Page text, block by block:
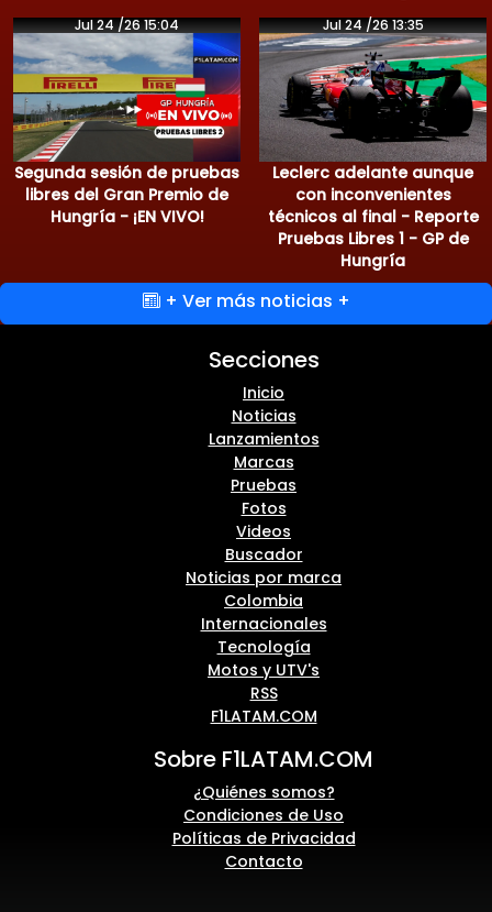
Jul 24 /26 15:04
Segunda sesión de pruebas
libres del Gran Premio de
Hungría - ¡EN VIVO!
Jul 24 /26 13:35
Leclerc adelante aunque
con inconvenientes
técnicos al final - Reporte
Pruebas Libres 1 - GP de
Hungría
+ Ver más noticias +
Secciones
Inicio
Noticias
Lanzamientos
Marcas
Pruebas
Fotos
Videos
Buscador
Noticias por marca
Colombia
Internacionales
Tecnología
Motos y UTV's
RSS
F1LATAM.COM
Sobre F1LATAM.COM
¿Quiénes somos?
Condiciones de Uso
Políticas de Privacidad
Contacto